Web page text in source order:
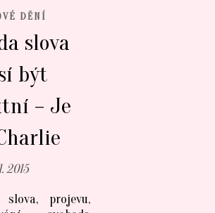
DĚNÍ
slova
být
– Je
2015
slova, projevu,